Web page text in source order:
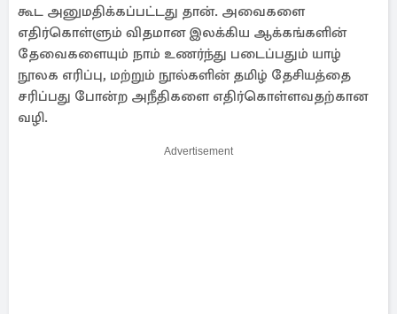
கூட அனுமதிக்கப்பட்டது தான். அவைகளை
எதிர்கொள்ளும் விதமான இலக்கிய ஆக்கங்களின்
தேவைகளையும் நாம் உணர்ந்து படைப்பதும் யாழ்
நூலக எரிப்பு, மற்றும் நூல்களின் தமிழ் தேசியத்தை
சரிப்பது போன்ற அநீதிகளை எதிர்கொள்ளவதற்கான
வழி.
Advertisement